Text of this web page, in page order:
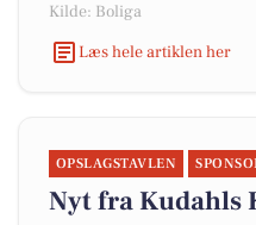
Kilde: Boliga
Læs hele artiklen her
OPSLAGSTAVLEN
Nyt fra Kudahls